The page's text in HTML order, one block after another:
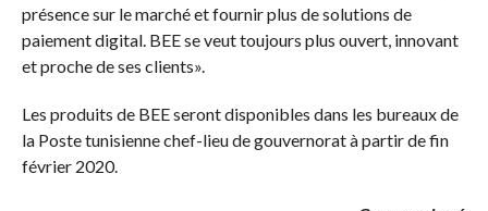
présence sur le marché et fournir plus de solutions de
paiement digital. BEE se veut toujours plus ouvert, innovant
et proche de ses clients».
Les produits de BEE seront disponibles dans les bureaux de
la Poste tunisienne chef-lieu de gouvernorat à partir de fin
février 2020.